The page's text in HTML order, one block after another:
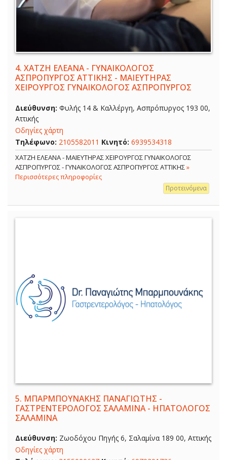
4. ΧΑΤΖΗ ΕΛΕΑΝΑ - ΓΥΝΑΙΚΟΛΟΓΟΣ
ΑΣΠΡΟΠΥΡΓΟΣ ΑΤΤΙΚΗΣ - ΜΑΙΕΥΤΗΡΑΣ
ΧΕΙΡΟΥΡΓΟΣ ΓΥΝΑΙΚΟΛΟΓΟΣ ΑΣΠΡΟΠΥΡΓΟΣ
Διεύθυνση: Φυλής 14 & Καλλέργη, Ασπρόπυργος 193 00,
Αττικής
Οδηγίες χάρτη
Τηλέφωνο: 2105582011 Κινητό: 6939534318
ΧΑΤΖΗ ΕΛΕΑΝΑ - ΜΑΙΕΥΤΗΡΑΣ ΧΕΙΡΟΥΡΓΟΣ ΓΥΝΑΙΚΟΛΟΓΟΣ
ΑΣΠΡΟΠΥΡΓΟΣ - ΓΥΝΑΙΚΟΛΟΓΟΣ ΑΣΠΡΟΠΥΡΓΟΣ ΑΤΤΙΚΗΣ»
Περισσότερες πληροφορίες
Προτεινόμενα
5. ΜΠΑΡΜΠΟΥΝΑΚΗΣ ΠΑΝΑΓΙΩΤΗΣ -
ΓΑΣΤΡΕΝΤΕΡΟΛΟΓΟΣ ΣΑΛΑΜΙΝΑ - ΗΠΑΤΟΛΟΓΟΣ
ΣΑΛΑΜΙΝΑ
Διεύθυνση: Ζωοδόχου Πηγής 6, Σαλαμίνα 189 00, Αττικής
Οδηγίες χάρτη